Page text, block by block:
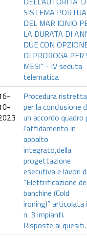
SISTEMA
DEL MAR IONIO
LA DURATA DI
DUE CON
DI PROROGA PER
MESI” - IV seduta
telematica
Procedura ristretta
per la conclusione
un accordo quadro
l’affidamento in
appalto
integrato,della
progettazione
esecutiva e lavori
“Elettrificazione
banchine (Cold
ironing)” articolata
n. 3 impianti.
Risposte ai quesiti.